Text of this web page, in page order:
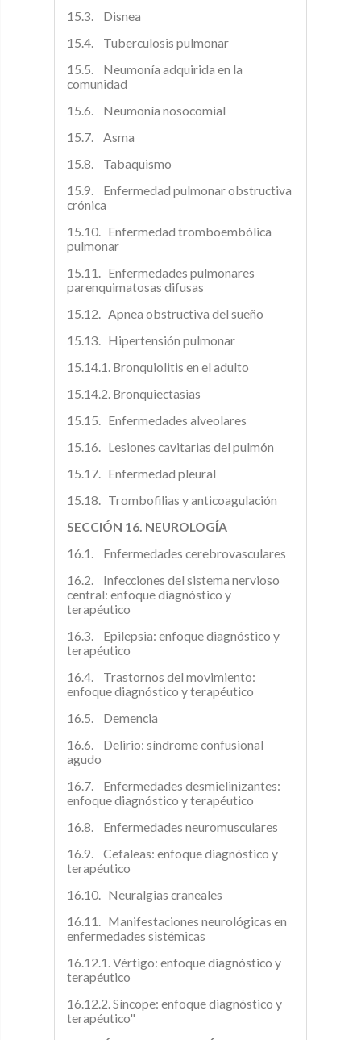
15.3. Disnea
15.4. Tuberculosis pulmonar
15.5. Neumonía adquirida en la
comunidad
15.6. Neumonía nosocomial
15.7. Asma
15.8. Tabaquismo
15.9. Enfermedad pulmonar obstructiva
crónica
15.10. Enfermedad tromboembólica
pulmonar
15.11. Enfermedades pulmonares
parenquimatosas difusas
15.12. Apnea obstructiva del sueño
15.13. Hipertensión pulmonar
15.14.1. Bronquiolitis en el adulto
15.14.2. Bronquiectasias
15.15. Enfermedades alveolares
15.16. Lesiones cavitarias del pulmón
15.17. Enfermedad pleural
15.18. Trombofilias y anticoagulación
SECCIÓN 16. NEUROLOGÍA
16.1. Enfermedades cerebrovasculares
16.2. Infecciones del sistema nervioso
central: enfoque diagnóstico y
terapéutico
16.3. Epilepsia: enfoque diagnóstico y
terapéutico
16.4. Trastornos del movimiento:
enfoque diagnóstico y terapéutico
16.5. Demencia
16.6. Delirio: síndrome confusional
agudo
16.7. Enfermedades desmielinizantes:
enfoque diagnóstico y terapéutico
16.8. Enfermedades neuromusculares
16.9. Cefaleas: enfoque diagnóstico y
terapéutico
16.10. Neuralgias craneales
16.11. Manifestaciones neurológicas en
enfermedades sistémicas
16.12.1. Vértigo: enfoque diagnóstico y
terapéutico
16.12.2. Síncope: enfoque diagnóstico y
terapéutico"